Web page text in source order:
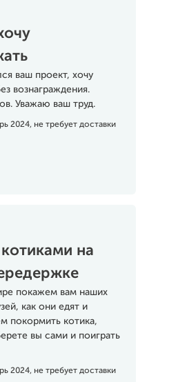
ваш проект, хочу
вознаграждения.
Уважаю ваш труд.
2024, не требует доставки
на
покажем вам наших
как они едят и
покормить котика,
вы сами и поиграть
2024, не требует доставки